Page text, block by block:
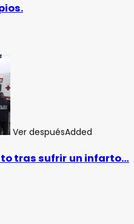
Ver despuésAdded
tras sufrir un infarto…